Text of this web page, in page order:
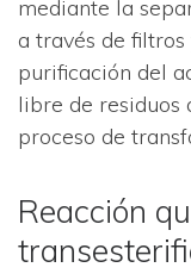
mediante la
a través de
purificación del
libre de residuos
proceso de
Reacción